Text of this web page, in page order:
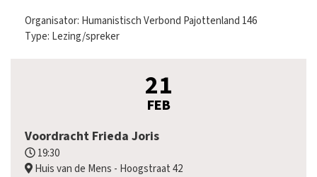
Organisator: Humanistisch Verbond Pajottenland 146
Type: Lezing/spreker
21
FEB
Voordracht Frieda Joris
19:30
Huis van de Mens - Hoogstraat 42